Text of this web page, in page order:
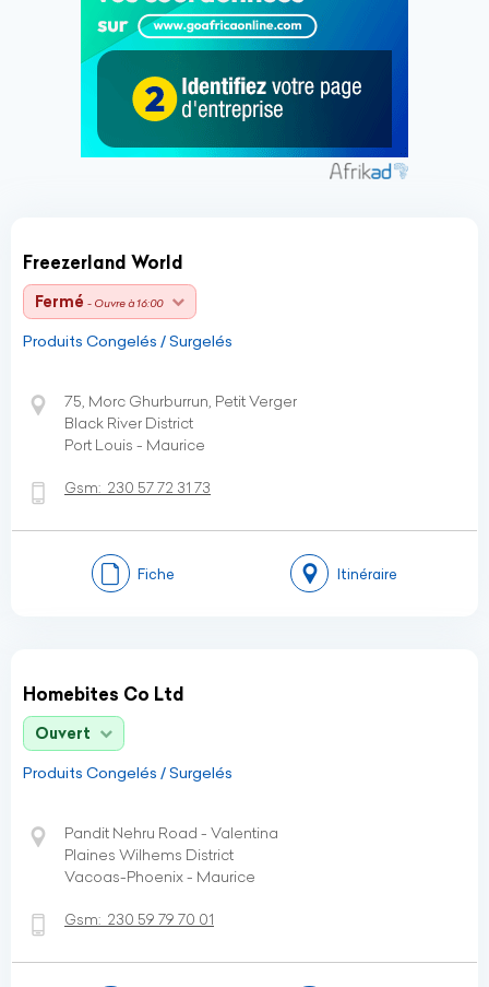
Freezerland World
Fermé - Ouvre à 16:00
Produits Congelés / Surgelés
75, Morc Ghurburrun, Petit Verger
Black River District
Port Louis - Maurice
Gsm: 230 57 72 31 73
Fiche Itinéraire
Homebites Co Ltd
Ouvert
Produits Congelés / Surgelés
Pandit Nehru Road - Valentina
Plaines Wilhems District
Vacoas-Phoenix - Maurice
Gsm: 230 59 79 70 01